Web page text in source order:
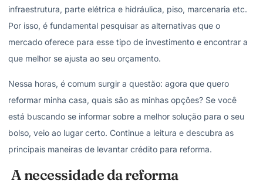
infraestrutura, parte elétrica e hidráulica, piso, marcenaria etc.
Por isso, é fundamental pesquisar as alternativas que o
mercado oferece para esse tipo de investimento e encontrar a
que melhor se ajusta ao seu orçamento.
Nessa horas, é comum surgir a questão: agora que quero
reformar minha casa, quais são as minhas opções? Se você
está buscando se informar sobre a melhor solução para o seu
bolso, veio ao lugar certo. Continue a leitura e descubra as
principais maneiras de levantar crédito para reforma.
A necessidade da reforma